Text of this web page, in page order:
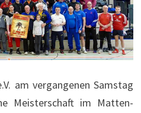
am vergangenen Samstag
Meisterschaft im Matten-